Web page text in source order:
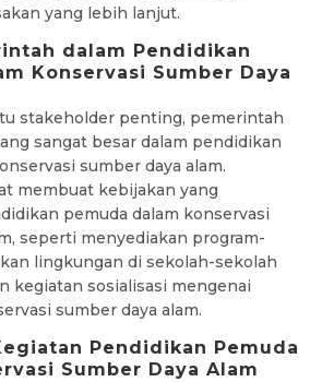
yang lebih lanjut.
dalam Pendidikan
Konservasi Sumber Daya
stakeholder penting, pemerintah
sangat besar dalam pendidikan
sumber daya alam.
membuat kebijakan yang
pemuda dalam konservasi
seperti menyediakan program-
lingkungan di sekolah-sekolah
kegiatan sosialisasi mengenai
sumber daya alam.
Pendidikan Pemuda
Sumber Daya Alam